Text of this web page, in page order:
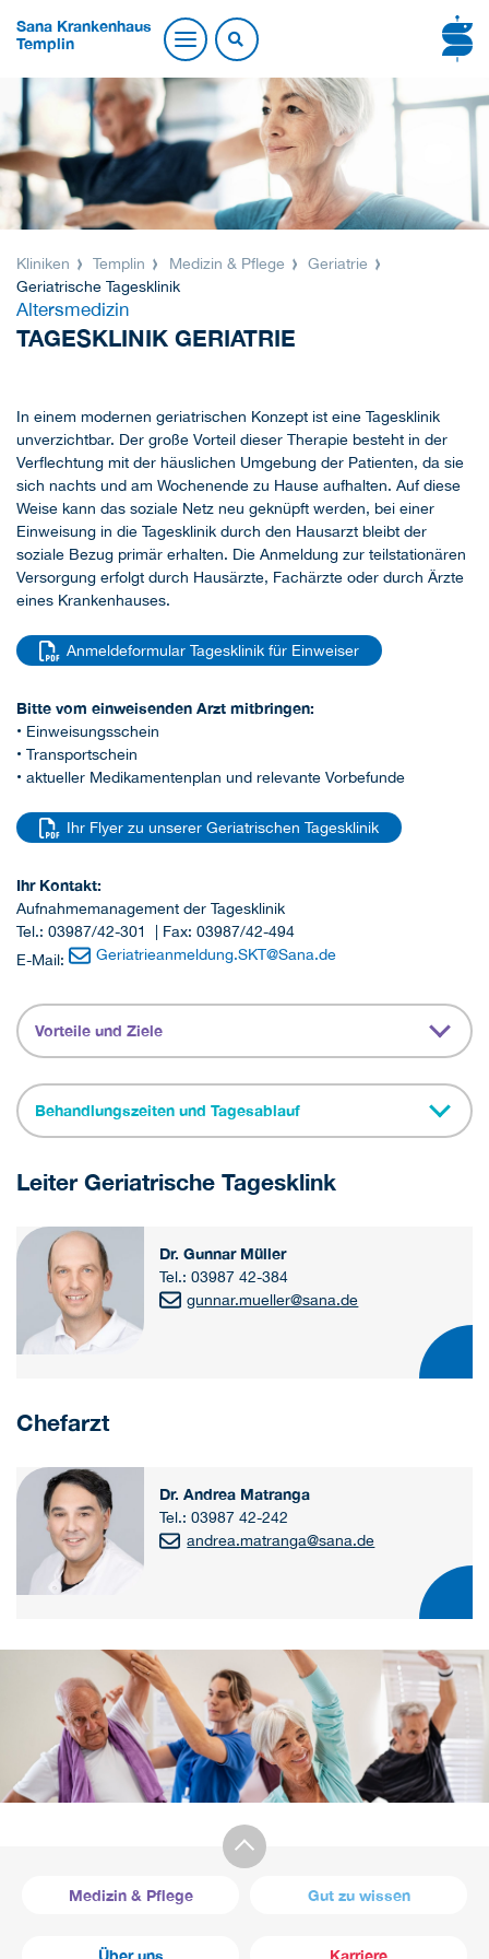
Sana Krankenhaus
Templin
Kliniken Templin Medizin & Pflege
Geriatrie
Geriatrische Tagesklinik
Altersmedizin
TAGESKLINIK GERIATRIE
In einem modernen geriatrischen Konzept ist eine Tagesklinik
unverzichtbar. Der große Vorteil dieser Therapie besteht in der
Verflechtung mit der häuslichen Umgebung der Patienten, da sie
sich nachts und am Wochenende zu Hause aufhalten. Auf diese
Weise kann das soziale Netz neu geknüpft werden, bei einer
Einweisung in die Tagesklinik durch den Hausarzt bleibt der
soziale Bezug primär erhalten. Die Anmeldung zur teilstationären
Versorgung erfolgt durch Hausärzte, Fachärzte oder durch Ärzte
eines Krankenhauses.
Anmeldeformular Tagesklinik für Einweiser
Bitte vom einweisenden Arzt mitbringen:
• Einweisungsschein
• Transportschein
• aktueller Medikamentenplan und relevante Vorbefunde
Ihr Flyer zu unserer Geriatrischen Tagesklinik
Ihr Kontakt:
Aufnahmemanagement der Tagesklinik
Tel.: 03987/42-301 | Fax: 03987/42-494
E-Mail:
Geriatrieanmeldung.SKT@Sana.de
Vorteile und Ziele
Behandlungszeiten und Tagesablauf
Leiter Geriatrische Tagesklink
Dr. Gunnar Müller
Tel.: 03987 42-384
gunnar.mueller@sana.de
Chefarzt
Dr. Andrea Matranga
Tel.: 03987 42-242
andrea.matranga@sana.de
Medizin & Pflege Gut zu wissen
Über uns Karriere